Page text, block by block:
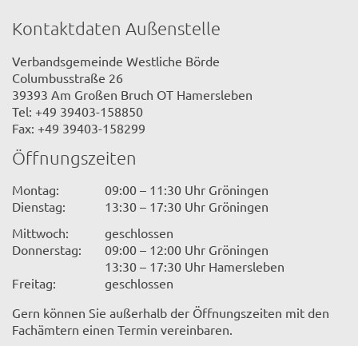
Kontaktdaten Außenstelle
Verbandsgemeinde Westliche Börde
Columbusstraße 26
39393 Am Großen Bruch OT Hamersleben
Tel: +49 39403-158850
Fax: +49 39403-158299
Öffnungszeiten
Montag:
09:00 – 11:30 Uhr Gröningen
Dienstag:
13:30 – 17:30 Uhr Gröningen
Mittwoch:
geschlossen
Donnerstag:
09:00 – 12:00 Uhr Gröningen
13:30 – 17:30 Uhr Hamersleben
Freitag:
geschlossen
Gern können Sie außerhalb der Öffnungszeiten mit den
Fachämtern einen Termin vereinbaren.